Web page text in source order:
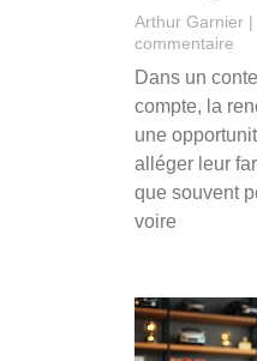
Arthur Garnier
commentaire
Dans un
compte, la
une
alléger leur
que souvent
voire